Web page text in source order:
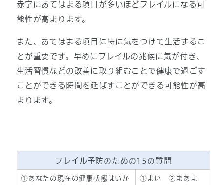
赤字にあてはまる項目が多いほどフレイルになる可
能性が高まります。
また、あてはまる項目に特に気をつけて生活するこ
とが重要です。早めにフレイルの兆候に気が付き、
生活習慣などの改善に取り組むことで健康で過ごす
ことができる時間を延ばすことができる可能性が高
まります。
フレイル予防のための15の質問
①あなたの現在の健康状態はいか ①よい ②まあよ